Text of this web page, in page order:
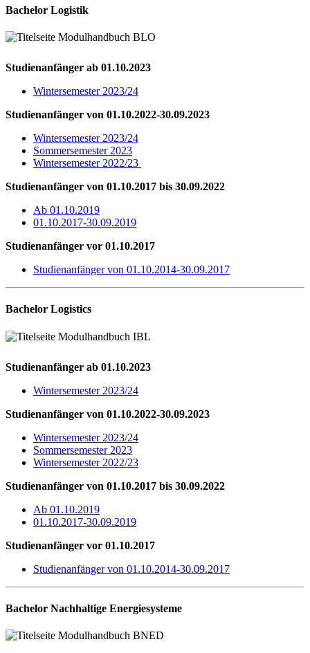
Bachelor Logistik
Studienanfänger ab 01.10.2023
Wintersemester 2023/24
Studienanfänger von 01.10.2022-30.09.2023
Wintersemester 2023/24
Sommersemester 2023
Wintersemester 2022/23
Studienanfänger von 01.10.2017 bis 30.09.2022
Ab 01.10.2019
01.10.2017-30.09.2019
Studienanfänger vor 01.10.2017
Studienanfänger von 01.10.2014-30.09.2017
Bachelor Logistics
Studienanfänger ab 01.10.2023
Wintersemester 2023/24
Studienanfänger von 01.10.2022-30.09.2023
Wintersemester 2023/24
Sommersemester 2023
Wintersemester 2022/23
Studienanfänger von 01.10.2017 bis 30.09.2022
Ab 01.10.2019
01.10.2017-30.09.2019
Studienanfänger vor 01.10.2017
Studienanfänger von 01.10.2014-30.09.2017
Bachelor Nachhaltige Energiesysteme